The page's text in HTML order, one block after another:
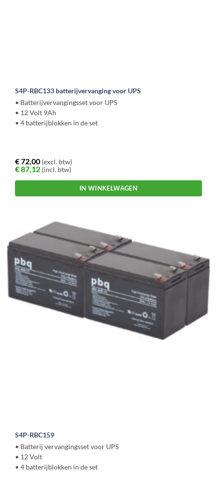
S4P-RBC133 batterijvervanging voor UPS
• Batterijvervangingsset voor UPS
• 12 Volt 9Ah
• 4 batterijblokken in de set
€72,00 (excl. btw)
€87,12 (incl. btw)
IN WINKELWAGEN
S4P-RBC159
• Batterij vervangingsset voor UPS
• 12 Volt
• 4 batterijblokken in de set